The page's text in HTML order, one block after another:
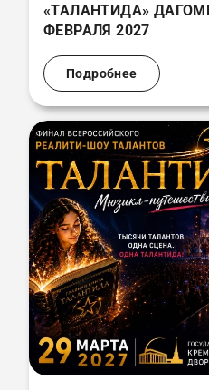
«ТАЛАНТИДА»
ФЕВРАЛЯ 2027
Подробнее